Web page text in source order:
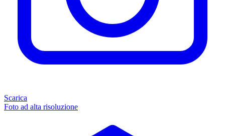
Scarica
Foto ad alta risoluzione